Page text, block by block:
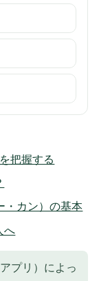
把握する
・カン）の基本
へ
プリ）によっ